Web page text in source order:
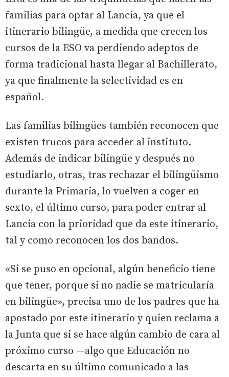
familias para optar al Lancia, ya que el
itinerario bilingüe, a medida que crecen los
cursos de la ESO va perdiendo adeptos de
forma tradicional hasta llegar al Bachillerato,
ya que finalmente la selectividad es en
español.
Las familias bilingües también reconocen que
existen trucos para acceder al instituto.
Además de indicar bilingüe y después no
estudiarlo, otras, tras rechazar el bilingüismo
durante la Primaria, lo vuelven a coger en
sexto, el último curso, para poder entrar al
Lancia con la prioridad que da este itinerario,
tal y como reconocen los dos bandos.
«Si se puso en opcional, algún beneficio tiene
que tener, porque si no nadie se matricularía
en bilingüe», precisa uno de los padres que ha
apostado por este itinerario y quien reclama a
la Junta que si se hace algún cambio de cara al
próximo curso —algo que Educación no
descarta en su último comunicado a las